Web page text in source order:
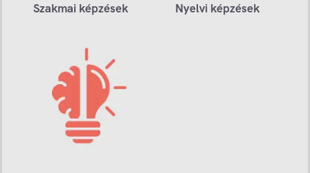
Szakmai képzések Nyelvi képzések